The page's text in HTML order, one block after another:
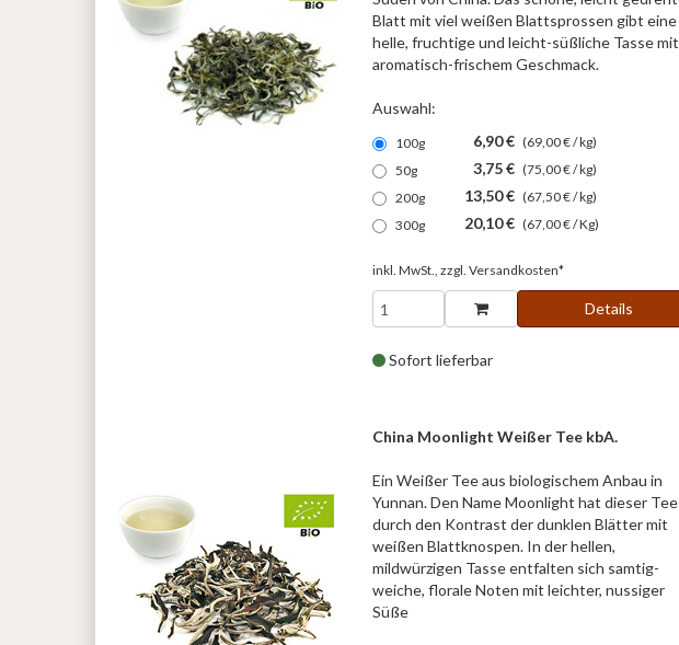
Blatt mit viel weißen Blattsprossen gibt eine
helle, fruchtige und leicht-süßliche Tasse mit
aromatisch-frischem Geschmack.
Auswahl:
100g 6,90 € (69,00 € / kg)
50g
3,75 € (75,00 € / kg)
200g
13,50 € (67,50 € / kg)
300g
20,10 € (67,00 € / Kg)
inkl. MwSt., zzgl. Versandkosten*
Details
Sofort lieferbar
China Moonlight Weißer Tee kbA.
Ein Weißer Tee aus biologischem Anbau in
Yunnan. Den Name Moonlight hat dieser Tee
durch den Kontrast der dunklen Blätter mit
weißen Blattknospen. In der hellen,
mildwürzigen Tasse entfalten sich samtig-
weiche, florale Noten mit leichter, nussiger
Süße